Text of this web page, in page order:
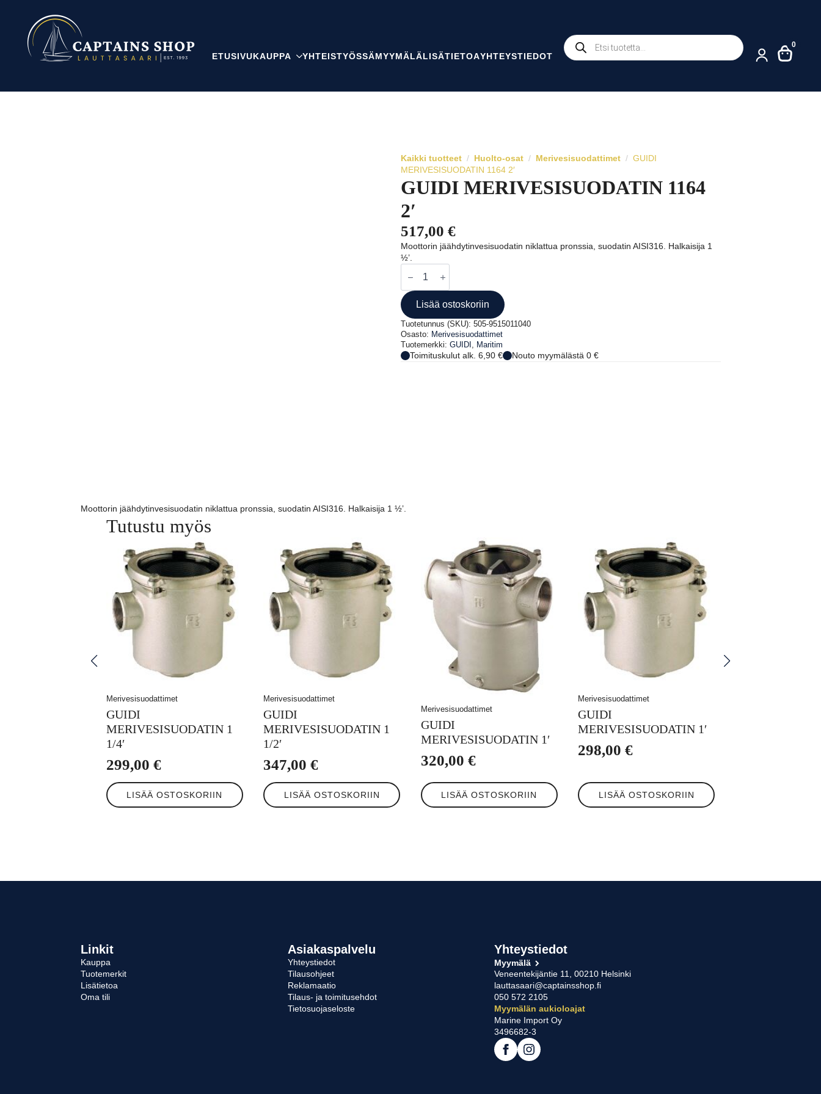
ETUSIVUKAUPPA YHTEISTYÖSSÄMYYMÄLÄLISÄTIETOAYHTEYSTIEDOT
Products
search
0
Kaikki tuotteet Huolto-osat Merivesisuodattimet
GUIDI
MERIVESISUODATIN 1164 2′
GUIDI MERIVESISUODATIN 1164
2′
517,00 €
Moottorin jäähdytinvesisuodatin niklattua pronssia, suodatin AISI316. Halkaisija 1
½’.
GUIDI
MERIVESISUODATIN
1164
2'
määräLisää ostoskoriin
Tuotetunnus (SKU): 505-9515011040
Osasto: Merivesisuodattimet
Tuotemerkki: GUIDI , Maritim
Toimituskulut alk. 6,90 € Nouto myymälästä 0 €
Moottorin jäähdytinvesisuodatin niklattua pronssia, suodatin AISI316. Halkaisija 1 ½’.
Tutustu myös
Merivesisuodattimet
GUIDI
MERIVESISUODATIN 1
1/4′
299,00 €
LISÄÄ OSTOSKORIIN
Merivesisuodattimet
GUIDI
MERIVESISUODATIN 1
1/2′
347,00€
LISÄÄ OSTOSKORIIN
Merivesisuodattimet
GUIDI
MERIVESISUODATIN 1′
320,00 €
LISÄÄ OSTOSKORIIN
Merivesisuodattimet
GUIDI
MERIVESISUODATIN 1′
298,00€
LISÄÄ OSTOSKORIIN
Linkit
Kauppa
Tuotemerkit
Lisätietoa
Oma tili
Asiakaspalvelu
Yhteystiedot
Tilausohjeet
Reklamaatio
Tilaus- ja toimitusehdot
Tietosuojaseloste
Yhteystiedot
Myymälä
Veneentekijäntie 11, 00210 Helsinki
lauttasaari@captainsshop.fi
050 572 2105
Myymälän aukioloajat
Marine Import Oy
3496682-3